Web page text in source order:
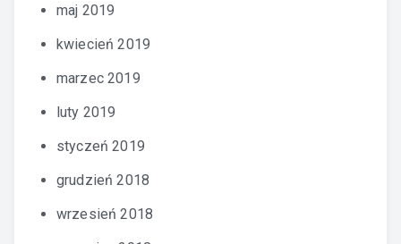
maj 2019
kwiecień 2019
marzec 2019
luty 2019
styczeń 2019
grudzień 2018
wrzesień 2018